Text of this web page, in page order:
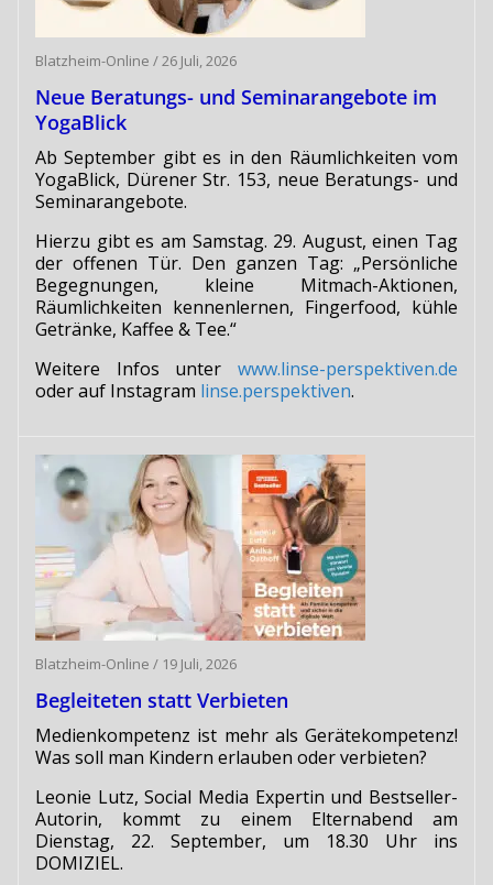
Blatzheim-Online /26 Juli, 2026
Neue Beratungs- und Seminarangebote im
YogaBlick
Ab September gibt es in den Räumlichkeiten vom
YogaBlick, Dürener Str. 153, neue Beratungs- und
Seminarangebote.
Hierzu gibt es am Samstag. 29. August, einen Tag
der offenen Tür. Den ganzen Tag: „Persönliche
Begegnungen, kleine Mitmach-Aktionen,
Räumlichkeiten kennenlernen, Fingerfood, kühle
Getränke, Kaffee & Tee.“
Weitere Infos unter www.linse-perspektiven.de
oder auf Instagram linse.perspektiven.
Blatzheim-Online / 19 Juli, 2026
Begleiteten statt Verbieten
Medienkompetenz ist mehr als Gerätekompetenz!
Was soll man Kindern erlauben oder verbieten?
Leonie Lutz, Social Media Expertin und Bestseller-
Autorin, kommt zu einem Elternabend am
Dienstag, 22. September, um 18.30 Uhr ins
DOMIZIEL.